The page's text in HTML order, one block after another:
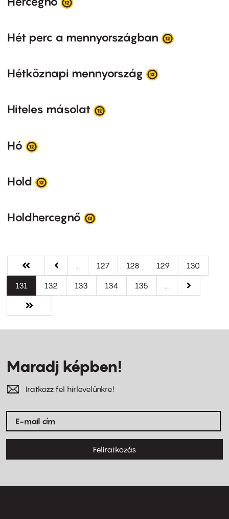
Hét perc a mennyországban
Hétköznapi mennyország
Hiteles másolat
Hó
Hold
Holdhercegnő
Oldalszámozás
Első
oldal
« Első
Előző
oldal
‹‹ … Oldal
127 Oldal
128 Oldal
129 Oldal
130
Jelenlegi
oldal
131 Oldal
132 Oldal
133 Oldal
134 Oldal
135 …
Következő
oldal
››
Utolsó
oldal
Utolsó »
Maradj képben!
Iratkozz fel hírlevelünkre!
Feliratkozás